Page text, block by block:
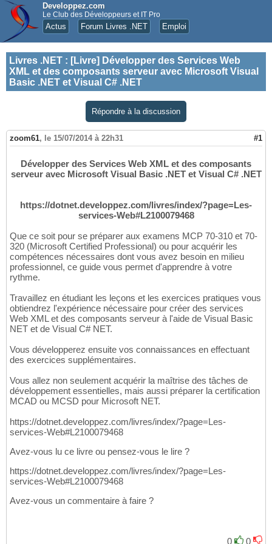
Developpez.com
Le Club des Développeurs et IT Pro
Actus Forum Livres .NET Emploi
Livres .NET : [Livre] Développer des Services Web
XML et des composants serveur avec Microsoft Visual
Basic .NET et Visual C# .NET
Répondre à la discussion
zoom61, le 15/07/2014 à 22h31 #1
Développer des Services Web XML et des composants
serveur avec Microsoft Visual Basic .NET et Visual C# .NET
https://dotnet.developpez.com/livres/index/?page=Les-
services-Web#L2100079468
Que ce soit pour se préparer aux examens MCP 70-310 et 70-
320 (Microsoft Certified Professional) ou pour acquérir les
compétences nécessaires dont vous avez besoin en milieu
professionnel, ce guide vous permet d'apprendre à votre
rythme.
Travaillez en étudiant les leçons et les exercices pratiques vous
obtiendrez l'expérience nécessaire pour créer des services
Web XML et des composants serveur à l'aide de Visual Basic
NET et de Visual C# NET.
Vous développerez ensuite vos connaissances en effectuant
des exercices supplémentaires.
Vous allez non seulement acquérir la maîtrise des tâches de
développement essentielles, mais aussi préparer la certification
MCAD ou MCSD pour Microsoft NET.
https://dotnet.developpez.com/livres/index/?page=Les-
services-Web#L2100079468
Avez-vous lu ce livre ou pensez-vous le lire ?
https://dotnet.developpez.com/livres/index/?page=Les-
services-Web#L2100079468
Avez-vous un commentaire à faire ?
0 0